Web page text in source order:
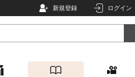
新規登録 ログイン